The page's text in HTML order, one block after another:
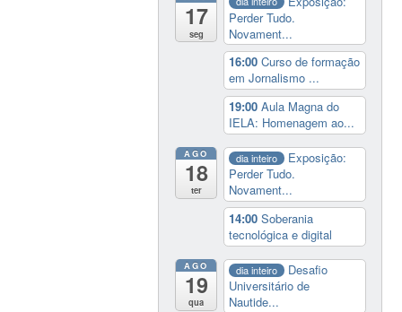
17
seg
Perder Tudo.
Novament...
16:00Curso de formação
em Jornalismo ...
19:00Aula Magna do
IELA: Homenagem ao...
AGO
18
ter
dia inteiro
Exposição:
Perder Tudo.
Novament...
14:00Soberania
tecnológica e digital
AGO
19
qua
dia inteiro
Desafio
Universitário de
Nautide...